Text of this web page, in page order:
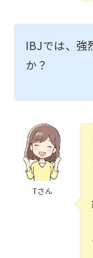
IBJでは、強
か？
Tさん